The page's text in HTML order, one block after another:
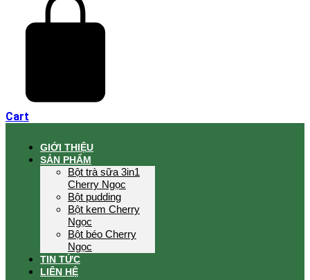
Cart
GIỚI THIỆU
SẢN PHẨM
Bột trà sữa 3in1
Cherry Ngọc
Bột pudding
Bột kem Cherry
Ngọc
Bột béo Cherry
Ngọc
TIN TỨC
LIÊN HỆ